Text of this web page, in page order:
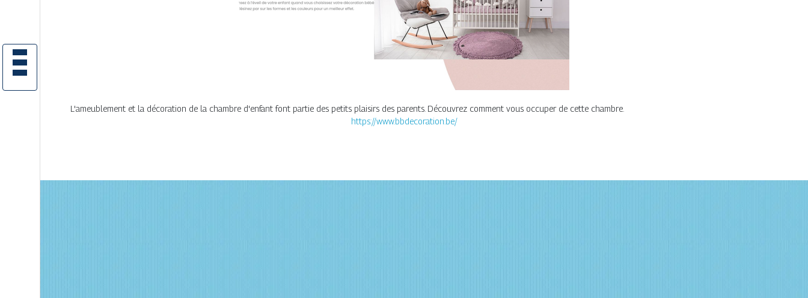
L'ameublement et la décoration de la chambre d'enfant font partie des petits plaisirs des parents. Découvrez comment vous occuper de cette chambre.
https://www.bbdecoration.be/